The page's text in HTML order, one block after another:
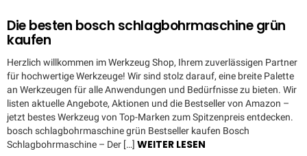
Die besten bosch schlagbohrmaschine grün
kaufen
Herzlich willkommen im Werkzeug Shop, Ihrem zuverlässigen Partner
für hochwertige Werkzeuge! Wir sind stolz darauf, eine breite Palette
an Werkzeugen für alle Anwendungen und Bedürfnisse zu bieten. Wir
listen aktuelle Angebote, Aktionen und die Bestseller von Amazon –
jetzt bestes Werkzeug von Top-Marken zum Spitzenpreis entdecken.
bosch schlagbohrmaschine grün Bestseller kaufen Bosch
Schlagbohrmaschine – Der […] WEITER LESEN